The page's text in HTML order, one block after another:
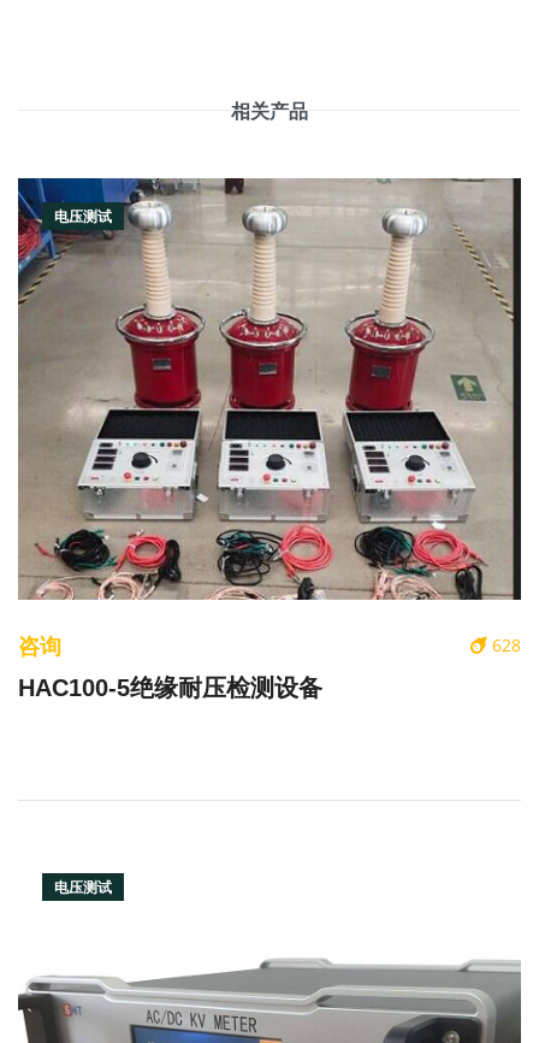
相关产品
电压测试
628
咨询
HAC100-5绝缘耐压检测设备
电压测试